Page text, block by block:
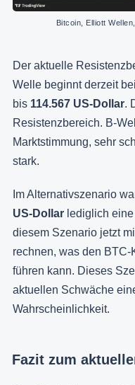
Bitcoin, Elliott
Der aktuelle
Welle beginnt derzeit bei
bis 114.567 US-Dollar.
Resistenzbereich. B-
Marktstimmung, sehr
stark.
Im Alternativszenario
US-Dollar lediglich
diesem Szenario jetzt
rechnen, was den
führen kann. Dieses
aktuellen Schwäche
Wahrscheinlichkeit.
Fazit zum